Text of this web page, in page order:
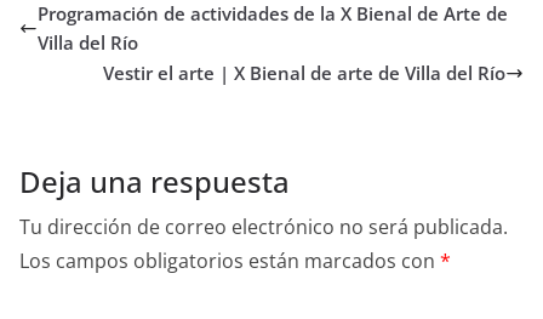
Programación de actividades de la X Bienal de Arte de
Villa del Río
Vestir el arte | X Bienal de arte de Villa del Río
Deja una respuesta
Tu dirección de correo electrónico no será publicada.
Los campos obligatorios están marcados con *